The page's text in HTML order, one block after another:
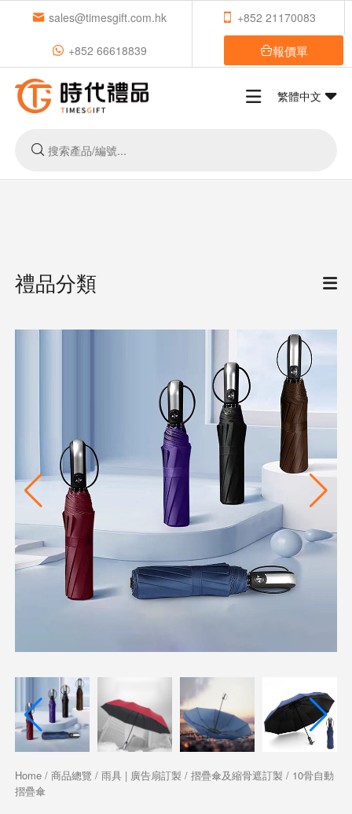
sales@timesgift.com.hk +852 21170083
+852 66618839 報價單
繁體中文
禮品分類
Home/ 商品總覽 / 雨具 | 廣告扇訂製 / 摺疊傘及縮骨遮訂製 / 10骨自動
摺疊傘